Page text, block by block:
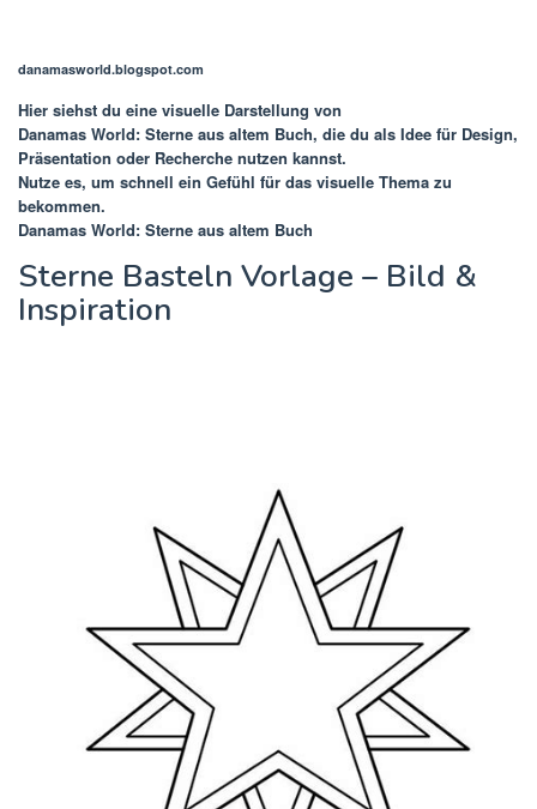
danamasworld.blogspot.com
Hier siehst du eine visuelle Darstellung von
Danamas World: Sterne aus altem Buch, die du als Idee für Design,
Präsentation oder Recherche nutzen kannst.
Nutze es, um schnell ein Gefühl für das visuelle Thema zu
bekommen.
Danamas World: Sterne aus altem Buch
Sterne Basteln Vorlage – Bild &
Inspiration